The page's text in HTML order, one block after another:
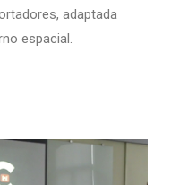
adaptada
espacial.